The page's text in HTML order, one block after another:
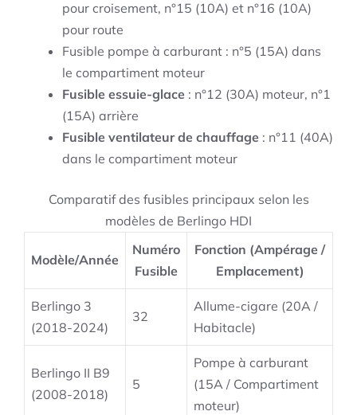
pour croisement, n°15 (10A) et n°16 (10A)
pour route
Fusible pompe à carburant : n°5 (15A) dans
le compartiment moteur
Fusible essuie-glace : n°12 (30A) moteur, n°1
(15A) arrière
Fusible ventilateur de chauffage : n°11 (40A)
dans le compartiment moteur
Comparatif des fusibles principaux selon les
modèles de Berlingo HDI
Modèle/Année
Numéro
Fusible
Fonction (Ampérage /
Emplacement)
Berlingo 3
(2018-2024)
32
Allume-cigare (20A /
Habitacle)
Berlingo II B9
(2008-2018)
5
Pompe à carburant
(15A / Compartiment
moteur)